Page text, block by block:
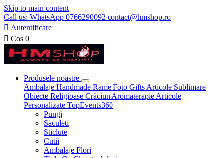
Skip to main content
Call us: WhatsApp 0766290092 contact@hmshop.ro
 Autentificare
 Cos 0
Produsele noastre
Ambalaje Handmade Rame Foto Gifts Articole Sublimare
Obiecte Religioase Crăciun Aromaterapie Articole
Personalizate TopEvents360
Pungi
Saculeti
Sticlute
Cutii
Ambalaje Flori